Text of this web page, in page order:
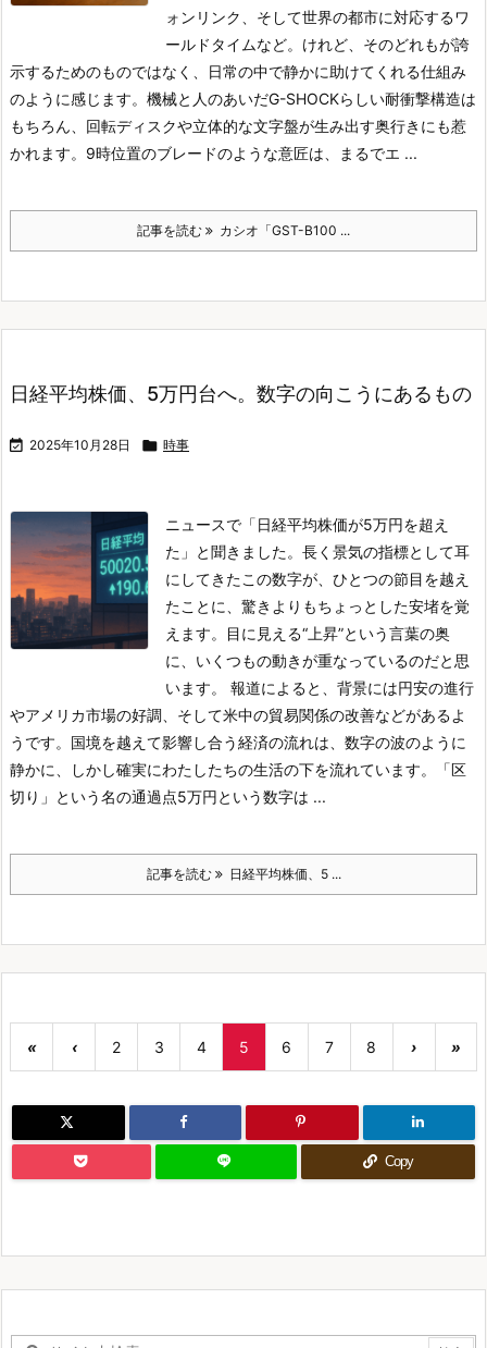
ォンリンク、そして世界の都市に対応するワ
ールドタイムなど。 けれど、そのどれもが誇
示するためのものではなく、日常の中で静かに助けてくれる仕組み
のように感じます。 機械と人のあいだG-SHOCKらしい耐衝撃構造は
もちろん、回転ディスクや立体的な文字盤が生み出す奥行きにも惹
かれます。 9時位置のブレードのような意匠は、まるでエ ...
記事を読む カシオ「GST-B100 ...
日経平均株価、5万円台へ。数字の向こうにあるもの
 2025年10月28日  時事
ニュースで「日経平均株価が5万円を超え
た」と聞きました。 長く景気の指標として耳
にしてきたこの数字が、ひとつの節目を越え
たことに、驚きよりもちょっとした安堵を覚
えます。
目に見える“上昇”という言葉の奥
に、いくつもの動きが重なっているのだと思
います。
報道によると、背景には円安の進行
やアメリカ市場の好調、そして米中の貿易関係の改善などがあるよ
うです。 国境を越えて影響し合う経済の流れは、数字の波のように
静かに、しかし確実にわたしたちの生活の下を流れています。
「区
切り」という名の通過点5万円という数字は ...
記事を読む 日経平均株価、5 ...
« ‹ 2 3 4 5 6 7 8 › »
Copy